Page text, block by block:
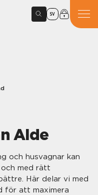
SV
Alde
och husvagnar kan
och med rätt
Här delar vi med
för att maximera